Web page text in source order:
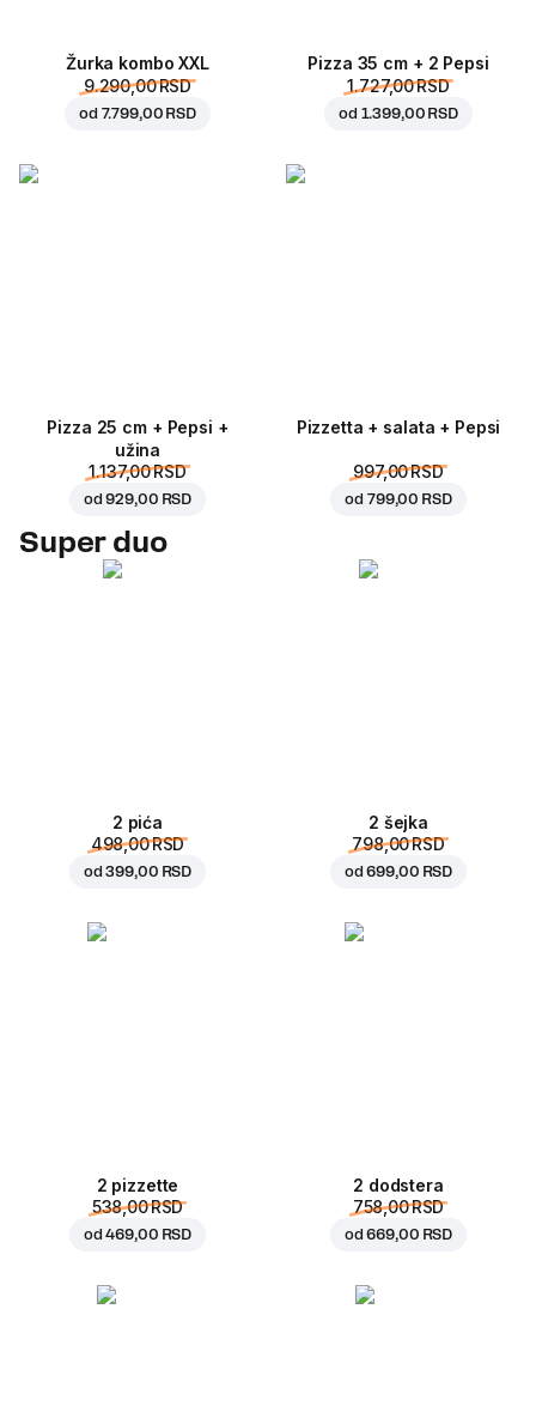
Žurka kombo XXL
9.290,00 RSD
od 7.799,00 RSD
Pizza 35 cm + 2 Pepsi
1.727,00 RSD
od 1.399,00 RSD
Pizza 25 cm + Pepsi +
užina
1.137,00 RSD
od929,00 RSD
Pizzetta + salata + Pepsi
997,00 RSD
od 799,00 RSD
Super duo
2 pića
498,00 RSD
od399,00 RSD
2 šejka
798,00 RSD
od699,00 RSD
2 pizzette
538,00 RSD
od469,00 RSD
2 dodstera
758,00 RSD
od669,00 RSD